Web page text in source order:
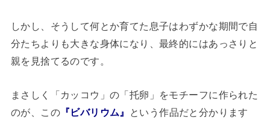
しかし、そうして何とか育てた息子はわずかな期間で自
分たちよりも大きな身体になり、最終的にはあっさりと
親を見捨てるのです。
まさしく「カッコウ」の「托卵」をモチーフに作られた
のが、この『ビバリウム』
という作品だと分かります